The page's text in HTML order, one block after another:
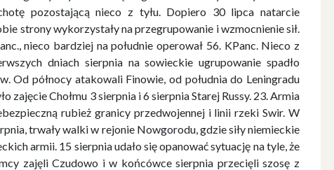
pozostającą nieco z tyłu. Dopiero 30 lipca natarcie
strony wykorzystały na przegrupowanie i wzmocnienie sił.
nieco bardziej na południe operował 56. KPanc. Nieco z
dniach sierpnia na sowieckie ugrupowanie spadło
Od północy atakowali Finowie, od południa do Leningradu
zajęcie Chołmu 3 sierpnia i 6 sierpnia Starej Russy. 23. Armia
rubież granicy przedwojennej i linii rzeki Swir. W
trwały walki w rejonie Nowgorodu, gdzie siły niemieckie
armii. 15 sierpnia udało się opanować sytuację na tyle, że
zajęli Czudowo i w końcówce sierpnia przecięli szosę z